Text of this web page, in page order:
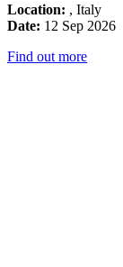
Location: , Italy
Date: 12 Sep 2026
Find out more